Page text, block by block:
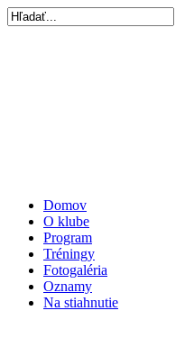
Domov
O klube
Program
Tréningy
Fotogaléria
Oznamy
Na stiahnutie